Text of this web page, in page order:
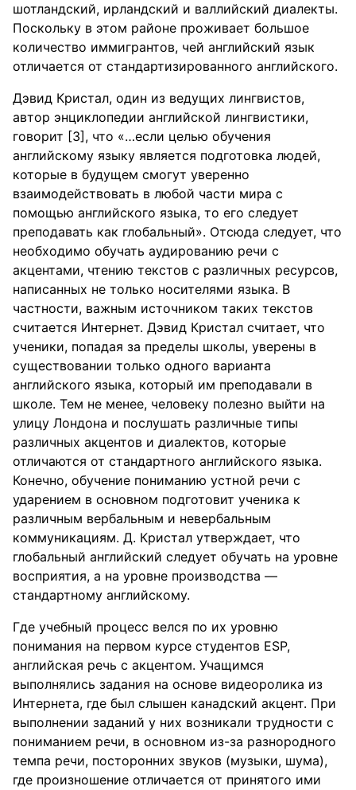
шотландский, ирландский и валлийский диалекты.
Поскольку в этом районе проживает большое
количество иммигрантов, чей английский язык
отличается от стандартизированного английского.
Дэвид Кристал, один из ведущих лингвистов,
автор энциклопедии английской лингвистики,
говорит [3], что «…если целью обучения
английскому языку является подготовка людей,
которые в будущем смогут уверенно
взаимодействовать в любой части мира с
помощью английского языка, то его следует
преподавать как глобальный». Отсюда следует, что
необходимо обучать аудированию речи с
акцентами, чтению текстов с различных ресурсов,
написанных не только носителями языка. В
частности, важным источником таких текстов
считается Интернет. Дэвид Кристал считает, что
ученики, попадая за пределы школы, уверены в
существовании только одного варианта
английского языка, который им преподавали в
школе. Тем не менее, человеку полезно выйти на
улицу Лондона и послушать различные типы
различных акцентов и диалектов, которые
отличаются от стандартного английского языка.
Конечно, обучение пониманию устной речи с
ударением в основном подготовит ученика к
различным вербальным и невербальным
коммуникациям. Д. Кристал утверждает, что
глобальный английский следует обучать на уровне
восприятия, а на уровне производства —
стандартному английскому.
Где учебный процесс велся по их уровню
понимания на первом курсе студентов ESP,
английская речь с акцентом. Учащимся
выполнялись задания на основе видеоролика из
Интернета, где был слышен канадский акцент. При
выполнении заданий у них возникали трудности с
пониманием речи, в основном из-за разнородного
темпа речи, посторонних звуков (музыки, шума),
где произношение отличается от принятого ими